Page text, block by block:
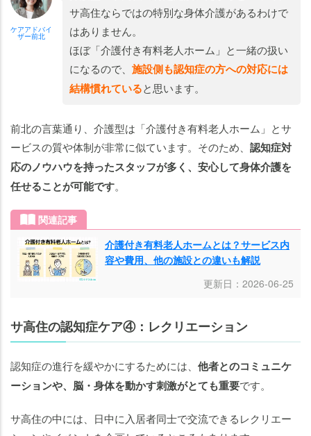
ケアアドバイ
ザー前北
サ高住ならではの特別な身体介護があるわけで
はありません。
ほぼ「介護付き有料老人ホーム」と一緒の扱い
になるので、 施設側も認知症の方への対応には
結構慣れていると思います。
前北の言葉通り、介護型は「介護付き有料老人ホーム」とサ
ービスの質や体制が非常に似ています。そのため、 認知症対
応のノウハウを持ったスタッフが多く、安心して身体介護を
任せることが可能です。
関連記事
介護付き有料老人ホームとは？サービス内
容や費用、他の施設との違いも解説
更新日：2026-06-25
サ高住の認知症ケア④：レクリエーション
認知症の進行を緩やかにするためには、 他者とのコミュニケ
ーションや、脳・身体を動かす刺激がとても重要です。
サ高住の中には、日中に入居者同士で交流できるレクリエー